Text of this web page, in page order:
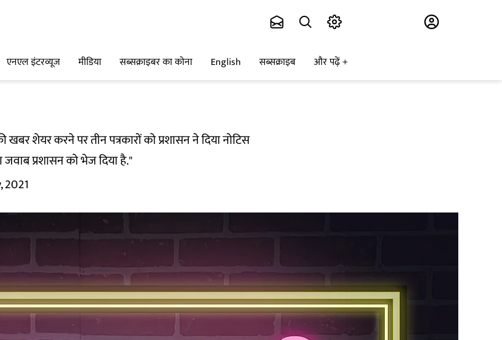
एनएल इंटरव्यूज मीडिया सब्सक्राइबर का कोना English सब्सक्राइब और पढ़ें
खबर शेयर करने पर तीन पत्रकारों को प्रशासन ने दिया नोटिस
प्रशासन को भेज दिया है."
2021